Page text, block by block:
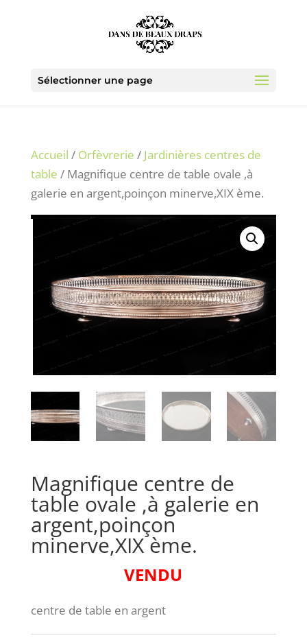
Sélectionner une page
Accueil / Orfèvrerie / Jardinières centres de
table / Magnifique centre de table ovale ,à
galerie en argent,poinçon minerve,XIX ème.
Magnifique centre de
table ovale ,à galerie en
argent,poinçon
minerve,XIX ème.
VENDU
centre de table en argent